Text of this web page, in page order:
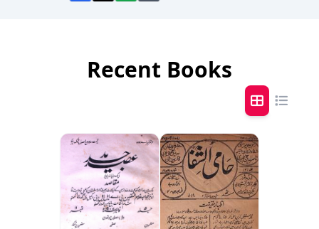
Recent Books